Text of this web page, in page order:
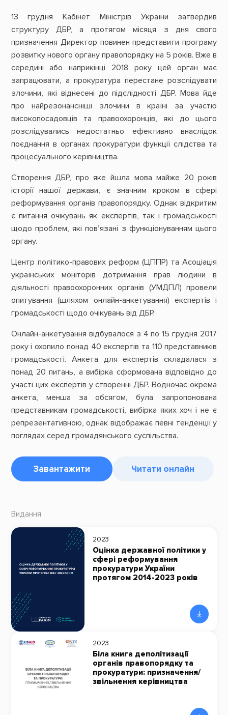
13 грудня Кабінет Міністрів України затвердив
структуру ДБР, а протягом місяця з дня свого
призначення Директор повинен представити програму
розвитку нового органу правопорядку на 5 років. Вже в
середині або наприкінці 2018 року цей орган має
запрацювати, а прокуратура перестане розслідувати
злочини, які віднесені до підслідності ДБР. Мова йде
про найрезонансніші злочини в країні за участю
високопосадовців та правоохоронців, які до цього
розслідувались недостатньо ефективно внаслідок
поєднання в органах прокуратури функції слідства та
процесуального керівництва.
Створення ДБР, про яке йшла мова майже 20 років
історії нашої держави, є значним кроком в сфері
реформування органів правопорядку. Однак відкритим
є питання очікувань як експертів, так і громадськості
щодо проблем, які пов’язані з функціонуванням цього
органу.
Центр політико-правових реформ (ЦППР) та Асоціація
українських моніторів дотримання прав людини в
діяльності правоохоронних органів (УМДПЛ) провели
опитування (шляхом онлайн-анкетування) експертів і
громадськості щодо очікувань від ДБР.
Онлайн-анкетування відбувалося з 4 по 15 грудня 2017
року і охопило понад 40 експертів та 110 представників
громадськості. Анкета для експертів складалася з
понад 20 питань, а вибірка сформована відповідно до
участі цих експертів у створенні ДБР. Водночас окрема
анкета, менша за обсягом, була запропонована
представникам громадськості, вибірка яких хоч і не є
репрезентативною, однак відображає певні тенденції у
поглядах серед громадянського суспільства.
Завантажити Читати онлайн
Видання
2023
Оцінка державної політики у
сфері реформування
прокуратури України
протягом 2014-2023 років
2023
Біла книга деполітизації
органів правопорядку та
прокуратури: призначення/
звільнення керівництва